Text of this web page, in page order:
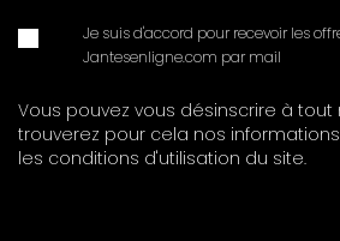
Je suis d'accord pour recevoir les
Jantesenligne.com par mail
Vous pouvez vous désinscrire à tout
trouverez pour cela nos
les conditions d'utilisation du site.